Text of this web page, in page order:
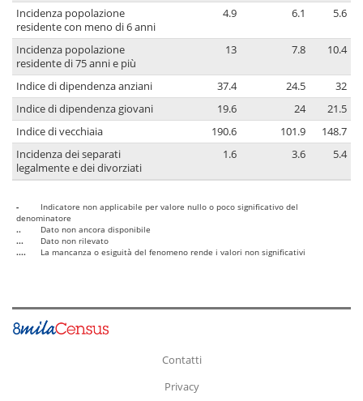
Incidenza popolazione
residente con meno di 6 anni
4.9 6.1 5.6
Incidenza popolazione
residente di 75 anni e più
13 7.8 10.4
Indice di dipendenza anziani 37.4 24.5
32
Indice di dipendenza giovani
19.6 24
21.5
Indice di vecchiaia
190.6 101.9
148.7
Incidenza dei separati
legalmente e dei divorziati
1.6 3.6 5.4
-
Indicatore non applicabile per valore nullo o poco significativo del
denominatore
..
Dato non ancora disponibile
...
Dato non rilevato
....
La mancanza o esiguità del fenomeno rende i valori non significativi
Contatti
Privacy